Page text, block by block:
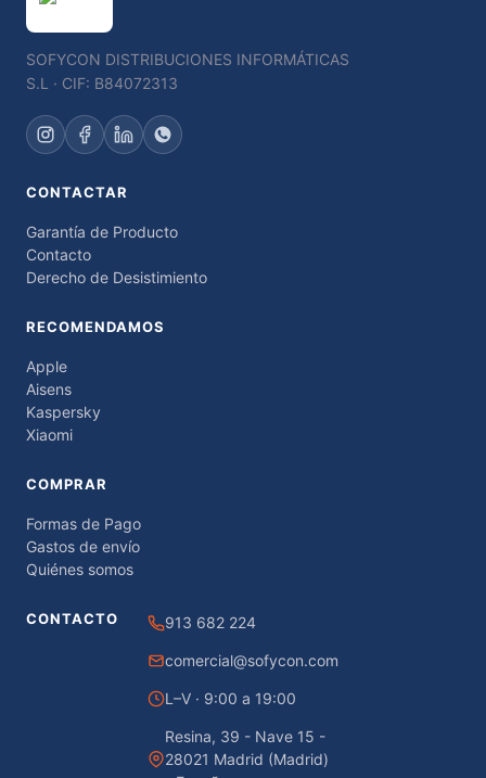
SOFYCON DISTRIBUCIONES INFORMÁTICAS
S.L · CIF: B84072313
CONTACTAR
Garantía de Producto
Contacto
Derecho de Desistimiento
RECOMENDAMOS
Apple
Aisens
Kaspersky
Xiaomi
COMPRAR
Formas de Pago
Gastos de envío
Quiénes somos
CONTACTO 913 682 224
comercial@sofycon.com
L–V · 9:00 a 19:00
Resina, 39 - Nave 15 -
28021 Madrid (Madrid)